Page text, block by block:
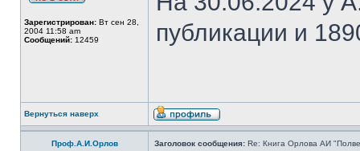
Зарегистрирован: Вт сен 28,
2004 11:58 am
Сообщений: 12459
публикации и
Вернуться наверх
Проф.А.И.Орлов Заголовок сообщения: Re: Книга Орлова АИ